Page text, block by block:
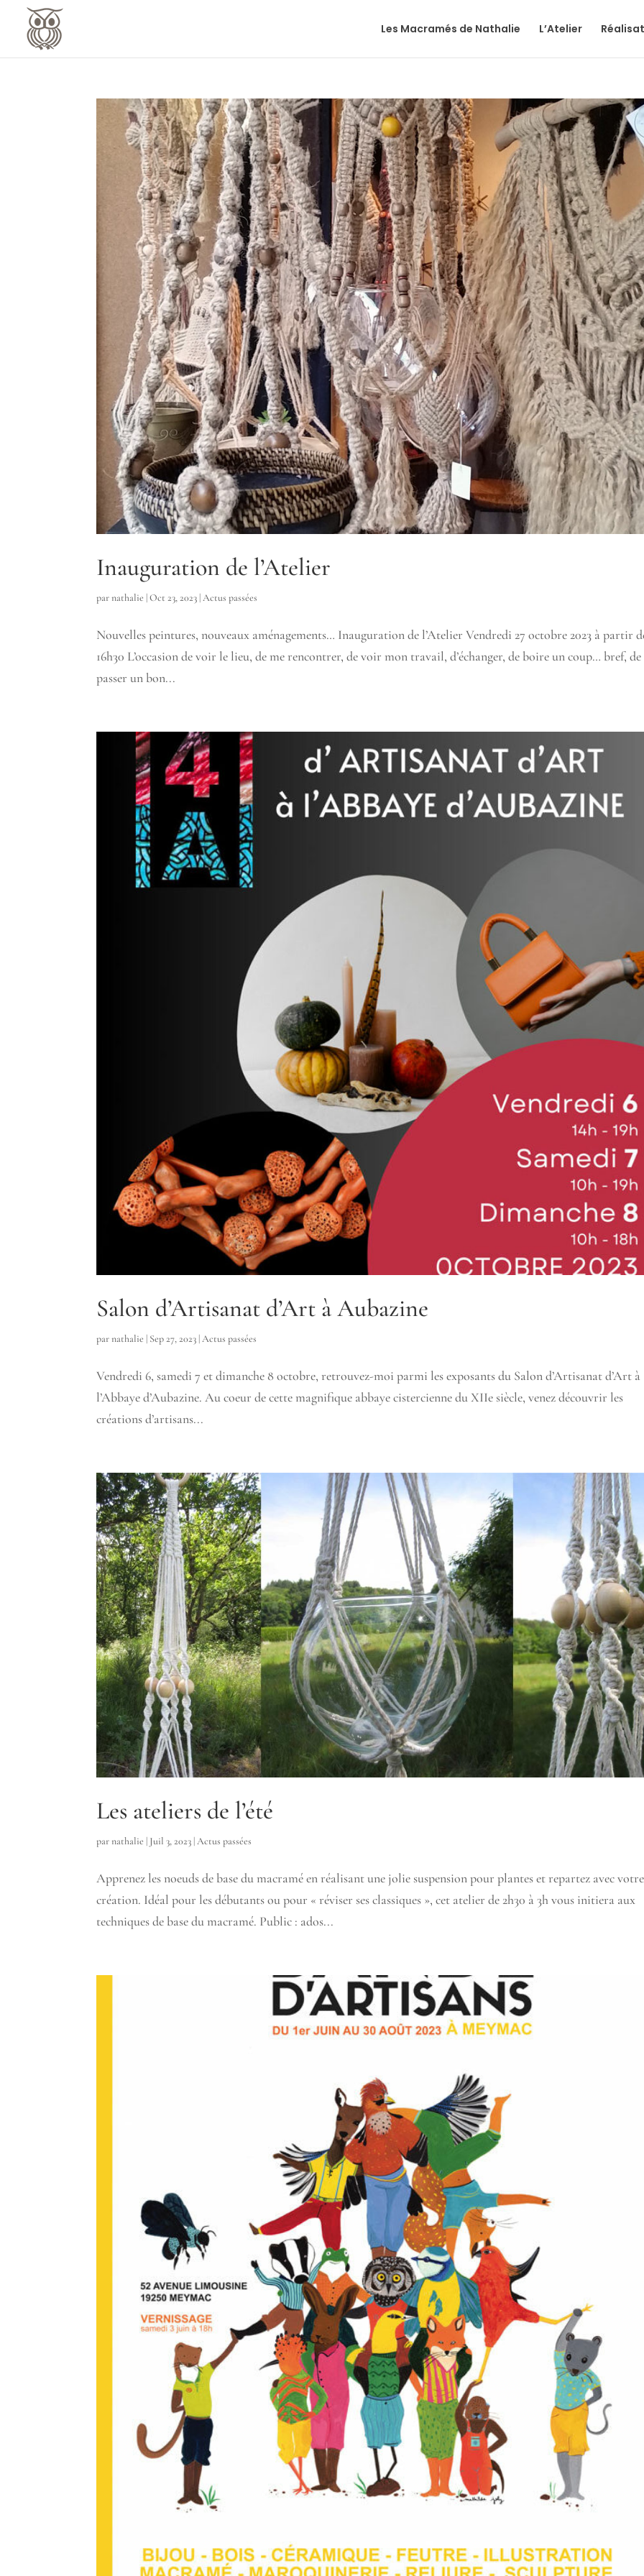
Les Macramés de Nathalie L’Atelier
Inauguration de l’Atelier
parnathalie |Oct 23, 2023 |Actus passées
Nouvelles peintures, nouveaux aménagements… Inauguration de l’Atelier Vendredi 27 octobre 2023 à partir
16h30 L’occasion de voir le lieu, de me rencontrer, de voir mon travail, d’échanger, de boire un coup… bref, de
passer un bon...
Salon d’Artisanat d’Art à Aubazine
parnathalie | Sep 27, 2023 |Actus passées
Vendredi 6, samedi 7 et dimanche 8 octobre, retrouvez-moi parmi les exposants du Salon d’Artisanat d’Art à
l’Abbaye d’Aubazine. Au coeur de cette magnifique abbaye cistercienne du XIIe siècle, venez découvrir les
créations d’artisans...
Les ateliers de l’été
parnathalie | Juil 3, 2023 |Actus passées
Apprenez les noeuds de base du macramé en réalisant une jolie suspension pour plantes et repartez avec votre
création. Idéal pour les débutants ou pour « réviser ses classiques », cet atelier de 2h30 à 3h vous initiera aux
techniques de base du macramé. Public : ados...